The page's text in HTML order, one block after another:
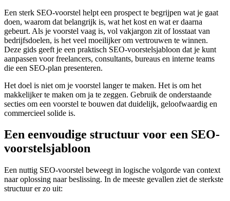
Een sterk SEO-voorstel helpt een prospect te begrijpen wat je gaat
doen, waarom dat belangrijk is, wat het kost en wat er daarna
gebeurt. Als je voorstel vaag is, vol vakjargon zit of losstaat van
bedrijfsdoelen, is het veel moeilijker om vertrouwen te winnen.
Deze gids geeft je een praktisch SEO-voorstelsjabloon dat je kunt
aanpassen voor freelancers, consultants, bureaus en interne teams
die een SEO-plan presenteren.
Het doel is niet om je voorstel langer te maken. Het is om het
makkelijker te maken om ja te zeggen. Gebruik de onderstaande
secties om een voorstel te bouwen dat duidelijk, geloofwaardig en
commercieel solide is.
Een eenvoudige structuur voor een SEO-
voorstelsjabloon
Een nuttig SEO-voorstel beweegt in logische volgorde van context
naar oplossing naar beslissing. In de meeste gevallen ziet de sterkste
structuur er zo uit: